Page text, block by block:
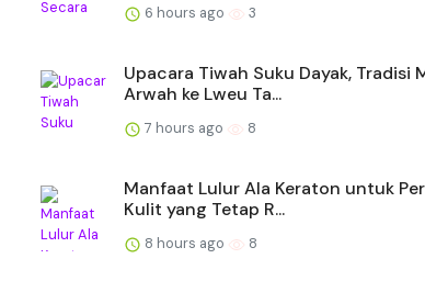
6 hours ago 3
Upacara Tiwah Suku Dayak, Tradisi
Arwah ke Lweu Ta...
7 hours ago 8
Manfaat Lulur Ala Keraton untuk
Kulit yang Tetap R...
8 hours ago 8